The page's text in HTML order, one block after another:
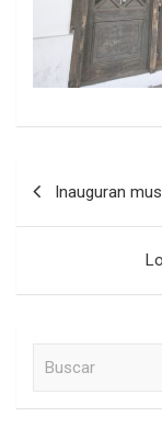
Inauguran